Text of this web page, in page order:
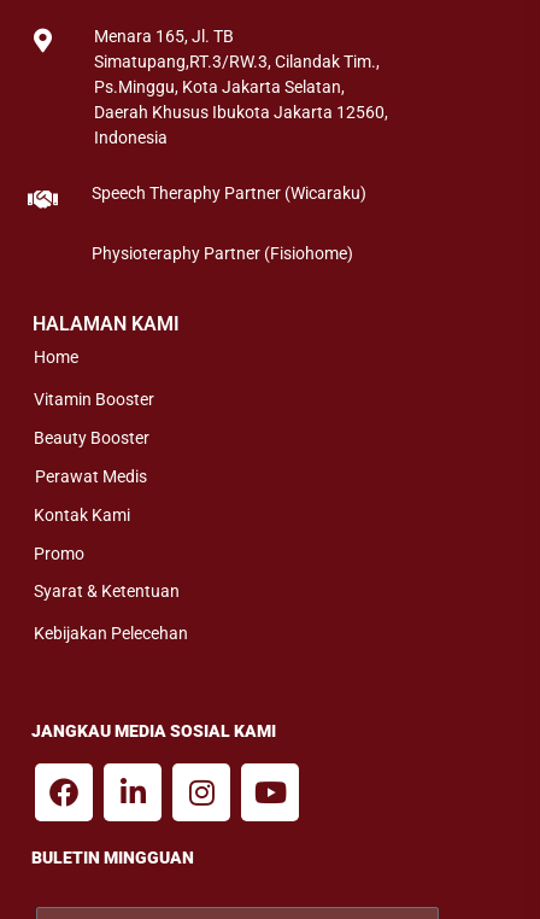
Menara 165, Jl. TB
Simatupang,RT.3/RW.3, Cilandak Tim.,
Ps.Minggu, Kota Jakarta Selatan,
Daerah Khusus Ibukota Jakarta 12560,
Indonesia
Speech Theraphy Partner (Wicaraku)
Physioteraphy Partner (Fisiohome)
HALAMAN KAMI
Home
Vitamin Booster
Beauty Booster
Perawat Medis
Kontak Kami
Promo
Syarat & Ketentuan
Kebijakan Pelecehan
JANGKAU MEDIA SOSIAL KAMI
BULETIN MINGGUAN